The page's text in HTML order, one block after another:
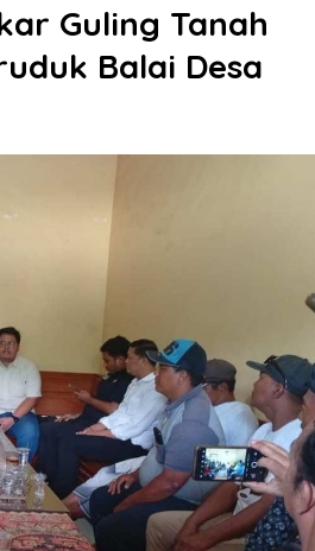
Guling Tanah
Balai Desa